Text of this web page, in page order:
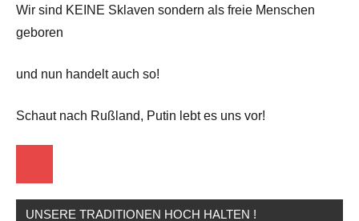
Wir sind KEINE Sklaven sondern als freie Menschen
geboren
und nun handelt auch so!
Schaut nach Rußland, Putin lebt es uns vor!
UNSERE TRADITIONEN HOCH HALTEN !